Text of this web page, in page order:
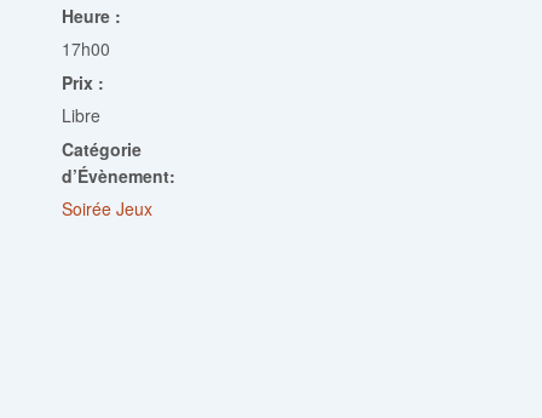
Heure :
17h00
Prix :
Libre
Catégorie
d’Évènement:
Soirée Jeux